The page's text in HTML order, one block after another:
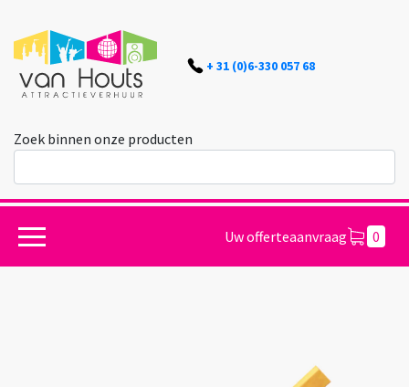
+ 31 (0)6-330 057 68
Zoek binnen onze producten
Uw offerteaanvraag 0